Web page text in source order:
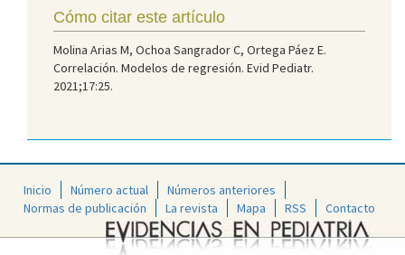
Cómo citar este artículo
Molina Arias M, Ochoa Sangrador C, Ortega Páez E.
Correlación. Modelos de regresión. Evid Pediatr.
2021;17:25.
Inicio Número actual
Números anteriores
Normas de publicación
La revista Mapa RSS Contacto